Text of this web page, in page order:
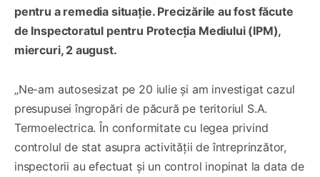
pentru a remedia situație. Precizările au fost făcute
de Inspectoratul pentru Protecția Mediului (IPM),
miercuri, 2 august.
„Ne-am autosesizat pe 20 iulie și am investigat cazul
presupusei îngropări de păcură pe teritoriul S.A.
Termoelectrica. În conformitate cu legea privind
controlul de stat asupra activității de întreprinzător,
inspectorii au efectuat și un control inopinat la data de